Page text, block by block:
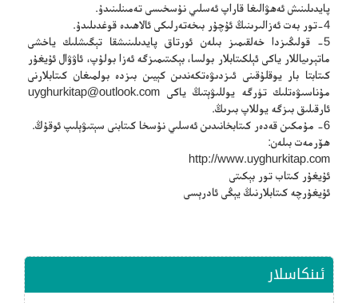
پايدىلىنىش ئەھۋالىغا قاراپ ئەسلىي نۇسخىسى تەمىنلىنىدۇ.
4-تور بەت ئەزالىرىنىڭ ئۇچۇر بىخەتەرلىكى ئالاھىدە قوغدىلىدۇ.
5- قولىڭىزدا خەلقىمىز بىلەن ئورتاق پايدىلىنىشقا تېگىشلىك ياخشى
ماتېرىياللار ياكى ئېلكىتابلار بولسا، بېكىتىمىزگە ئەزا بولۇپ، ئاۋۋال ئۇيغۇر
كىتابتا بار يوقلۇقىنى ئىزدىۋەتكەندىن كېيىن بىزدە بولمىغان كىتابلارنى
مۇناسىۋەتلىك تۈرگە يوللىۋېتىڭ ياكى uyghurkitap@outlook.com
ئارقىلىق بىزگە يوللاپ بىرىڭ.
6- مۇمكىن قەدەر كىتابخانىدىن ئەسلىي نۇسخا كىتابنى سېتىۋېلىپ ئوقۇڭ.
ھۆرمەت بىلەن:
http://www.uyghurkitap.com
ئۇيغۇر كىتاب تور بېكىتى
ئۇيغۇرچە كىتابلارنىڭ يېڭى ئادرېسى
ئىنكاسلار